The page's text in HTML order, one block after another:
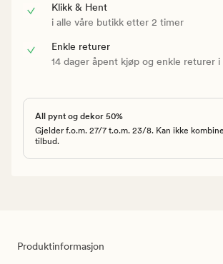
Klikk & Hent
i alle våre butikk etter 2 timer
Enkle returer
14 dager åpent kjøp og enkle returer
All pynt og dekor 50%
Gjelder f.o.m. 27/7 t.o.m. 23/8. Kan ikke
tilbud.
Produktinformasjon